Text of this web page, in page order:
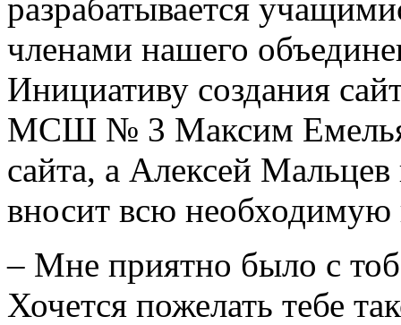
разрабатывается
членами нашего
Инициативу создания
МСШ № 3 Максим
сайта, а Алексей
вносит всю
– Мне приятно было с
Хочется пожелать тебе